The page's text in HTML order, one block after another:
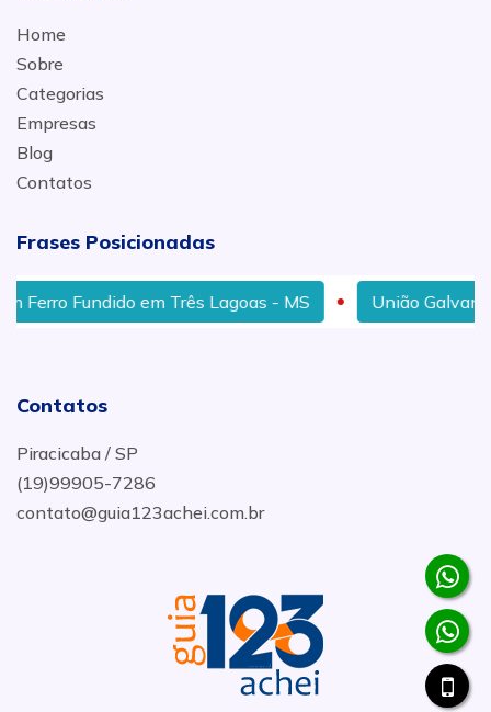
Home
Sobre
Categorias
Empresas
Blog
Contatos
Frases Posicionadas
Fundido em Três Lagoas - MS União Galvanizada
Contatos
Piracicaba / SP
(19)99905-7286
contato@guia123achei.com.br